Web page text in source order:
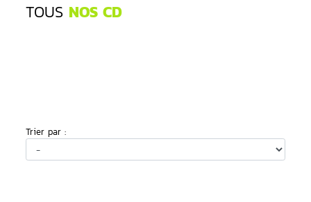
TOUS NOS CD
Trier par :